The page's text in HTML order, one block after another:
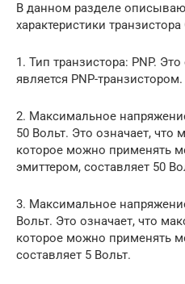
В данном разделе
характеристики транзистора
1. Тип транзистора: PNP.
является PNP-транзистором.
2. Максимальное
50 Вольт. Это означает,
которое можно применять
эмиттером, составляет 50
3. Максимальное
Вольт. Это означает, что
которое можно применять
составляет 5 Вольт.